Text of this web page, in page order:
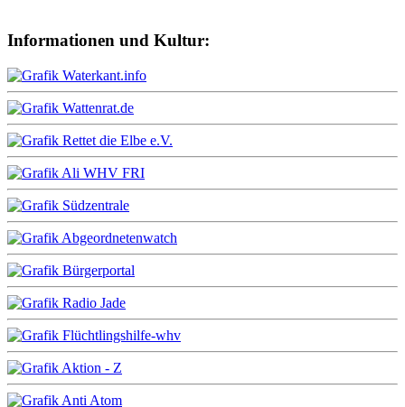
Informationen und Kultur: